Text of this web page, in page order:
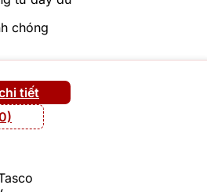
chóng
tiết